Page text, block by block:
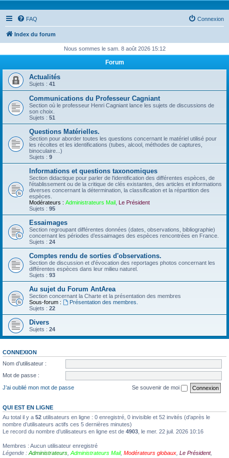
FAQ Connexion
Index du forum
Nous sommes le sam. 8 août 2026 15:12
Forum
Actualités
Sujets : 41
Communications du Professeur Cagniant
Section où le professeur Henri Cagniant lance les sujets de discussions de
son choix.
Sujets : 51
Questions Matérielles.
Section pour aborder toutes les questions concernant le matériel utilisé pour
les récoltes et les identifications (tubes, alcool, méthodes de captures,
binoculaire...)
Sujets : 9
Informations et questions taxonomiques
Section didactique pour parler de l'identification des différentes espèces, de
l'établissement ou de la critique de clés existantes, des articles et informations
diverses concernant la détermination, la classification et la répartition des
espèces.
Modérateurs : Administrateurs Mail Le Président
Sujets : 95
Essaimages
Section regroupant différentes données (dates, observations, bibliographie)
concernant les périodes d’essaimages des espèces rencontrées en France.
Sujets : 24
Comptes rendu de sorties d'observations.
Section de discussion et d'évocation des reportages photos concernant les
différentes espèces dans leur milieu naturel.
Sujets : 93
Au sujet du Forum AntArea
Section concernant la Charte et la présentation des membres
Sous-forum :
Présentation des membres.
Sujets : 22
Divers
Sujets : 24
CONNEXION
Nom d’utilisateur :
Mot de passe :
J’ai oublié mon mot de passe
Se souvenir de moi
QUI EST EN LIGNE
Au total il y a 52 utilisateurs en ligne : 0 enregistré, 0 invisible et 52 invités (d’après le
nombre d’utilisateurs actifs ces 5 dernières minutes)
Le record du nombre d’utilisateurs en ligne est de 4903 , le mer. 22 juil. 2026 10:16
Membres : Aucun utilisateur enregistré
Légende : Administrateurs Administrateurs Mail, Modérateurs globaux Le Président,